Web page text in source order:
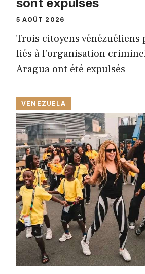
5 AOÛT 2026
Trois citoyens
liés à l’organisation
Aragua ont été expulsés
VENEZUELA